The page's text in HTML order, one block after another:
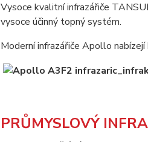
Vysoce kvalitní infrazářiče
vysoce účinný topný systém.
Moderní infrazářiče Apollo
PRŮMYSLOVÝ